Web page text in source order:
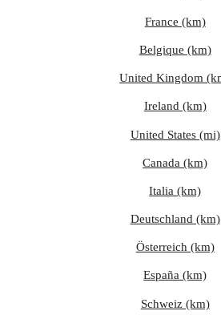
France (km)
Belgique (km)
United Kingdom
Ireland (km)
United States (mi)
Canada (km)
Italia (km)
Deutschland (km)
Österreich (km)
España (km)
Schweiz (km)